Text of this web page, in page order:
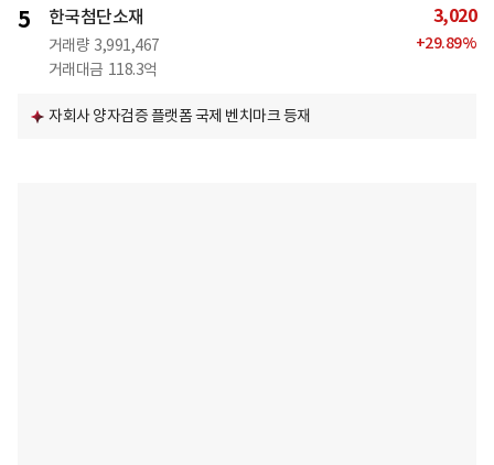
5 한국첨단소재
거래량 3,991,467
거래대금 118.3억
3,020
+29.89%
자회사 양자검증 플랫폼 국제 벤치마크 등재